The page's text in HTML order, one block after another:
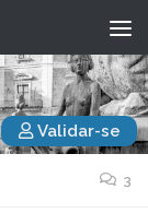
Validar-se
3